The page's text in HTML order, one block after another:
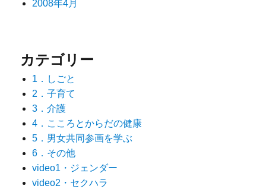
2008年4月
カテゴリー
1．しごと
2．子育て
3．介護
4．こころとからだの健康
5．男女共同参画を学ぶ
6．その他
video1・ジェンダー
video2・セクハラ